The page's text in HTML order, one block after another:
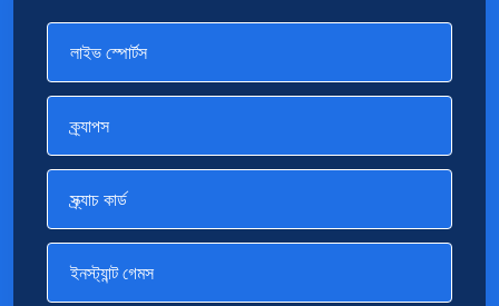
লাইভ স্পোর্টস
ক্র্যাপস
স্ক্র্যাচ কার্ড
ইনস্ট্যান্ট গেমস